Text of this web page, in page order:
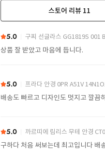
스토어 리뷰 11
5.0 구찌 선글라스 GG1819S 001
상품 잘 받았고 마음에 듭니다.
5.0 프라다 안경 0PR A51V
배송도 빠르고 디자인도 멋지고 깔끔
5.0 까르띠에 림리스 무테 안경
구하다 처음 써보는데 최고입니다 배